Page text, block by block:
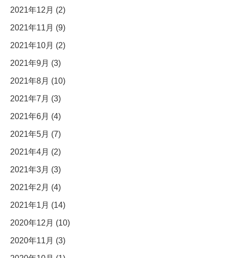
2021年12月 (2)
2021年11月 (9)
2021年10月 (2)
2021年9月 (3)
2021年8月 (10)
2021年7月 (3)
2021年6月 (4)
2021年5月 (7)
2021年4月 (2)
2021年3月 (3)
2021年2月 (4)
2021年1月 (14)
2020年12月 (10)
2020年11月 (3)